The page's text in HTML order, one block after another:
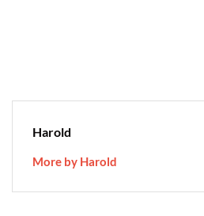
Harold
More by Harold